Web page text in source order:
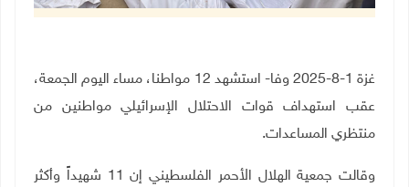
غزة 1-8-2025 وفا- استشهد 12 مواطنا، مساء اليوم الجمعة،
عقب استهداف قوات الاحتلال الإسرائيلي مواطنين من
منتظري المساعدات.
وقالت جمعية الهلال الأحمر الفلسطيني إن 11 شهيداً وأكثر